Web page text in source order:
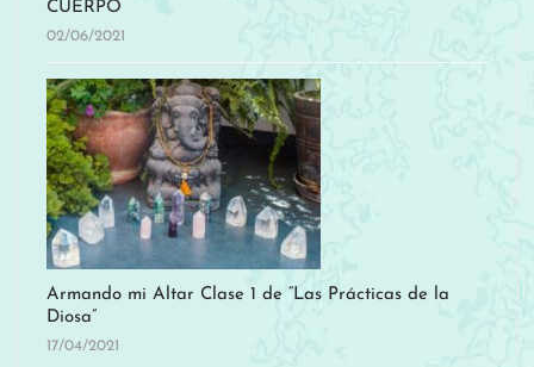
CUERPO
02/06/2021
Armando mi Altar Clase 1 de “Las Prácticas de la
Diosa”
17/04/2021